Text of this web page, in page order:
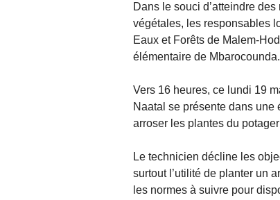
Dans le souci d’atteindre
végétales, les responsables
Eaux et Forêts de Malem-
élémentaire de Mbarocounda.
Vers 16 heures, ce lundi 19
Naatal se présente dans une
arroser les plantes du
Le technicien décline les
surtout l’utilité de planter un
les normes à suivre pour